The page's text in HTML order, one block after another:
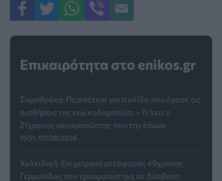
Επικαιρότητα στο enikos.gr
Σαμοθράκη: Περιπέτεια για Ιταλίδα που έχασε τις
αισθήσεις της ενώ κολυμπούσε – Τι λεει ο
21χρονος ναυαγοσώστης που την έσωσε
15:51, 07/08/2026
Χαλκιδική: Επιχείρηση μεταφοράς 49χρονης
Γερμανίδας που τραυματίστηκε σε δύσβατο